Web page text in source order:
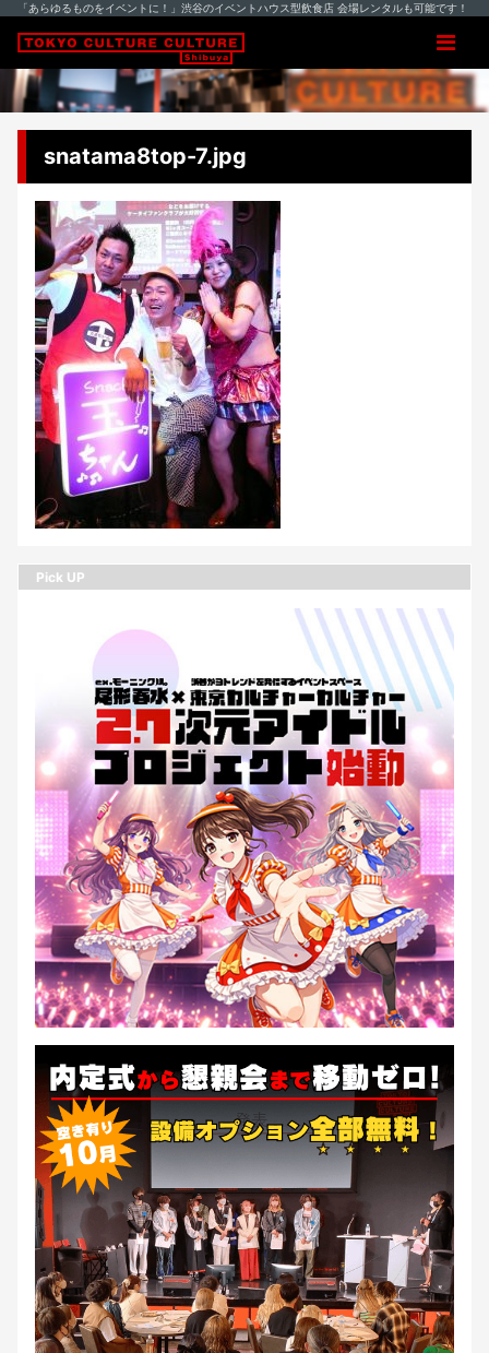
「あらゆるものをイベントに！」渋谷のイベントハウス型飲食店 会場レンタルも可能です！
snatama8top-7.jpg
Pick UP